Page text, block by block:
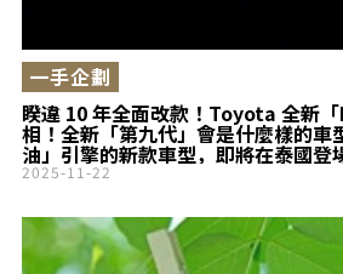
睽違 10 年全面改款！Toyota 全新
相！全新「第九代」會是什麼樣的車
油」引擎的新款車型，即將在泰國登
一手企劃
2025-11-22